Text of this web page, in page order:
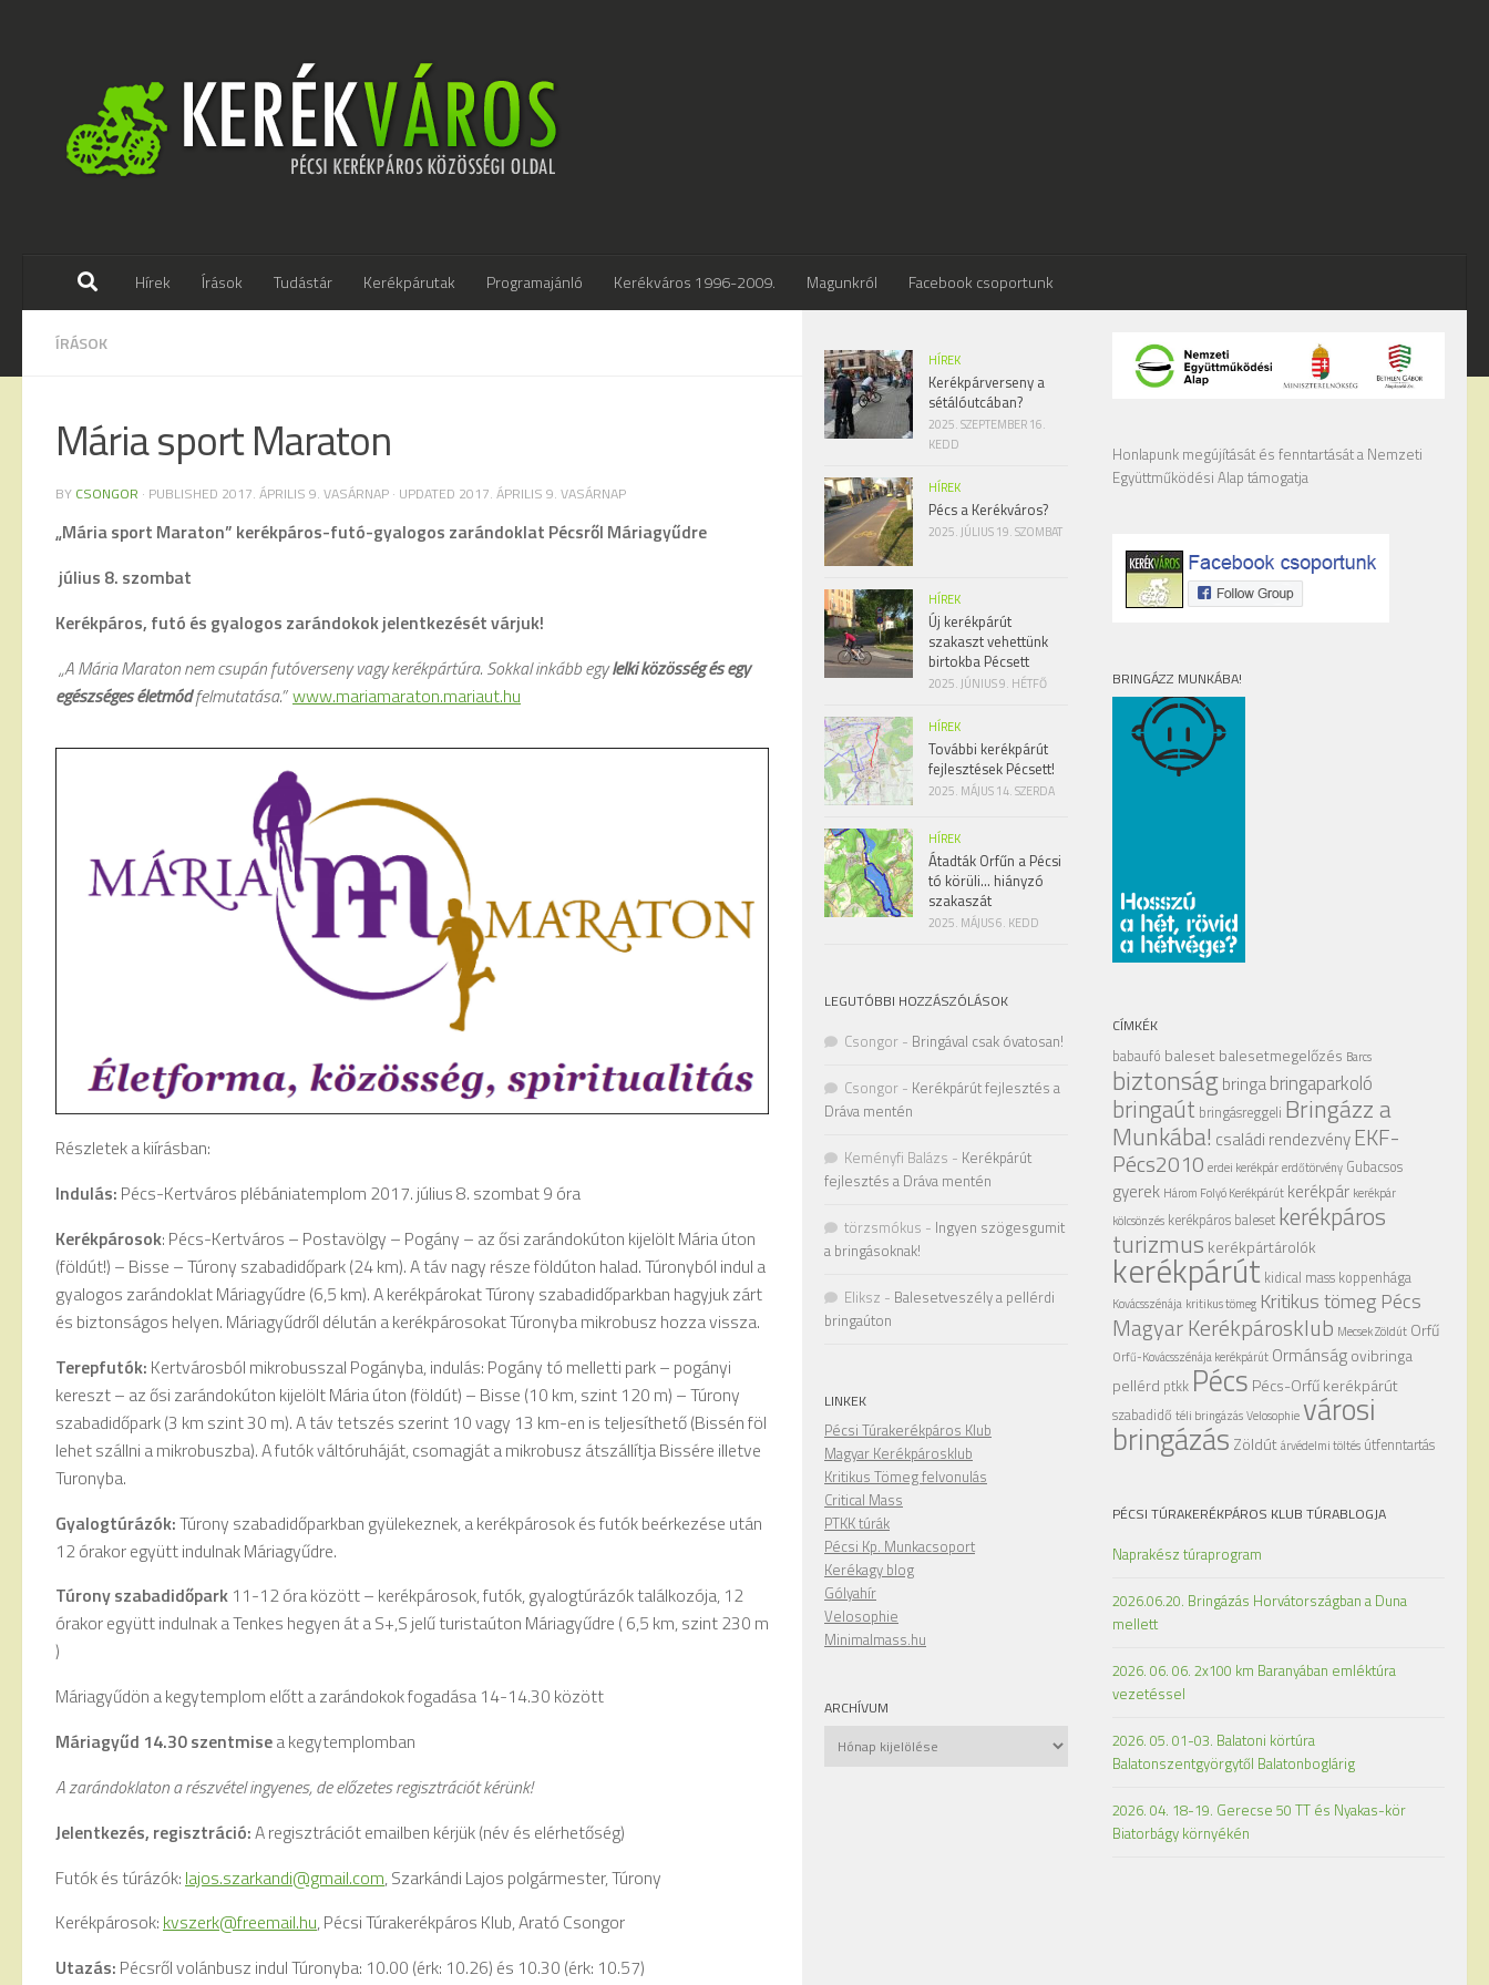
Hírek Írások Tudástár Kerékpárutak Programajánló Kerékváros 1996-2009. Magunkról Facebook csoportunk
ÍRÁSOK
Mária sport Maraton
BY CSONGOR · PUBLISHED 2017. ÁPRILIS 9. VASÁRNAP · UPDATED 2017. ÁPRILIS 9. VASÁRNAP
„Mária sport Maraton” kerékpáros-futó-gyalogos zarándoklat Pécsről Máriagyűdre
július 8. szombat
Kerékpáros, futó és gyalogos zarándokok jelentkezését várjuk!
„A Mária Maraton nem csupán futóverseny vagy kerékpártúra. Sokkal inkább egylelki közösség és egy
egészséges életmódfelmutatása.” www.mariamaraton.mariaut.hu
Részletek a kiírásban:
Indulás: Pécs-Kertváros plébániatemplom 2017. július 8. szombat 9 óra
Kerékpárosok: Pécs-Kertváros – Postavölgy – Pogány – az ősi zarándokúton kijelölt Mária úton
(földút!) – Bisse – Túrony szabadidőpark (24 km). A táv nagy része földúton halad. Túronyból indul a
gyalogos zarándoklat Máriagyűdre (6,5 km). A kerékpárokat Túrony szabadidőparkban hagyjuk zárt
és biztonságos helyen. Máriagyűdről délután a kerékpárosokat Túronyba mikrobusz hozza vissza.
Terepfutók: Kertvárosból mikrobusszal Pogányba, indulás: Pogány tó melletti park – pogányi
kereszt – az ősi zarándokúton kijelölt Mária úton (földút) – Bisse (10 km, szint 120 m) – Túrony
szabadidőpark (3 km szint 30 m). A táv tetszés szerint 10 vagy 13 km-en is teljesíthető (Bissén föl
lehet szállni a mikrobuszba). A futók váltóruháját, csomagját a mikrobusz átszállítja Bissére illetve
Turonyba.
Gyalogtúrázók:Túrony szabadidőparkban gyülekeznek, a kerékpárosok és futók beérkezése után
12 órakor együtt indulnak Máriagyűdre.
Túrony szabadidőpark 11-12 óra között – kerékpárosok, futók, gyalogtúrázók találkozója, 12
órakor együtt indulnak a Tenkes hegyen át a S+,S jelű turistaúton Máriagyűdre ( 6,5 km, szint 230 m
)
Máriagyűdön a kegytemplom előtt a zarándokok fogadása 14-14.30 között
Máriagyűd 14.30 szentmisea kegytemplomban
A zarándoklaton a részvétel ingyenes, de előzetes regisztrációt kérünk!
Jelentkezés, regisztráció:A regisztrációt emailben kérjük (név és elérhetőség)
Futók és túrázók: lajos.szarkandi@gmail.com, Szarkándi Lajos polgármester, Túrony
Kerékpárosok: kvszerk@freemail.hu, Pécsi Túrakerékpáros Klub, Arató Csongor
Utazás: Pécsről volánbusz indul Túronyba: 10.00 (érk: 10.26) és 10.30 (érk: 10.57)
Honlapunk megújítását és fenntartását a Nemzeti
Együttműködési Alap támogatja
BRINGÁZZ MUNKÁBA!
CÍMKÉK
babaufó balesetbalesetmegelőzés Barcs
biztonságbringabringaparkoló
bringaút bringásreggeli Bringázz a
Munkába! családi rendezvényEKF-
Pécs2010 erdei kerékpárerdőtörvény Gubacsos
gyerek Három Folyó Kerékpárút kerékpár kerékpár
kölcsönzés kerékpáros baleset kerékpáros
turizmus kerékpártárolók
kerékpárút kidical mass koppenhága
Kovácsszénája kritikus tömeg Kritikus tömeg Pécs
Magyar Kerékpárosklub Mecsek Zöldút Orfű
Orfű-Kovácsszénája kerékpárút Ormánságovibringa
pellérd ptkk Pécs Pécs-Orfű kerékpárút
szabadidő téli bringázásVelosophie városi
bringázás Zöldútárvédelmi töltés útfenntartás
PÉCSI TÚRAKERÉKPÁROS KLUB TÚRABLOGJA
Naprakész túraprogram
2026.06.20. Bringázás Horvátországban a Duna
mellett
2026. 06. 06. 2x100 km Baranyában emléktúra
vezetéssel
2026. 05. 01-03. Balatoni körtúra
Balatonszentgyörgytől Balatonboglárig
2026. 04. 18-19. Gerecse 50 TT és Nyakas-kör
Biatorbágy környékén
HÍREK
Kerékpárverseny a
sétálóutcában?
2025. SZEPTEMBER 16.
KEDD
HÍREK
Pécs a Kerékváros?
2025. JÚLIUS 19. SZOMBAT
HÍREK
Új kerékpárút
szakaszt vehettünk
birtokba Pécsett
2025. JÚNIUS 9. HÉTFŐ
HÍREK
További kerékpárút
fejlesztések Pécsett!
2025. MÁJUS 14. SZERDA
HÍREK
Átadták Orfűn a Pécsi
tó körüli… hiányzó
szakaszát
2025. MÁJUS 6. KEDD
LEGUTÓBBI HOZZÁSZÓLÁSOK
Csongor - Bringával csak óvatosan!
Csongor - Kerékpárút fejlesztés a
Dráva mentén
Keményfi Balázs - Kerékpárút
fejlesztés a Dráva mentén
törzsmókus - Ingyen szögesgumit
a bringásoknak!
Eliksz - Balesetveszély a pellérdi
bringaúton
LINKEK
Pécsi Túrakerékpáros Klub
Magyar Kerékpárosklub
Kritikus Tömeg felvonulás
Critical Mass
PTKK túrák
Pécsi Kp. Munkacsoport
Kerékagy blog
Gólyahír
Velosophie
Minimalmass.hu
ARCHÍVUM
Archívum